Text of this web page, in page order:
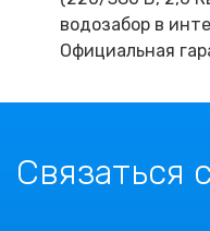
водозабор в
Официальная
Связаться